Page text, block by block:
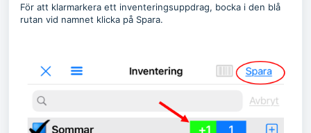
För att klarmarkera ett inventeringsuppdrag, bocka i den blå
rutan vid namnet klicka på Spara.